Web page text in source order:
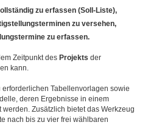
zu erfassen (Soll-Liste),
zu versehen,
zu erfassen.
Zeitpunkt des Projekts der
kann.
Tabellenvorlagen sowie
deren Ergebnisse in einem
Zusätzlich bietet das Werkzeug
nach bis zu vier frei wählbaren